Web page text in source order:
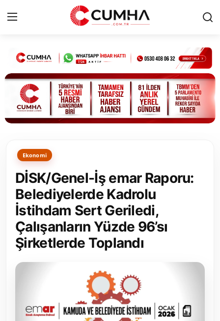
Kurumsal
Cumhurbaşkanlığı
Bakanlıklar
Siyasi Partiler
Yerel Yönetimler
Mülki İdare
Toplum ve Yaşam
Kamu Kurumları ve Üst Kurullar
Resmi Reklamlar
Ekonomi
DİSK/Genel-İş emar Raporu:
Belediyelerde Kadrolu
İstihdam Sert Geriledi,
Çalışanların Yüzde 96’sı
Şirketlerde Toplandı